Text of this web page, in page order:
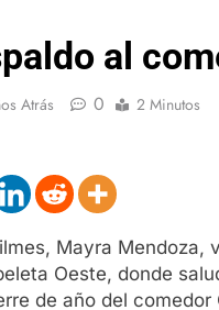
al
Atrás 0 2 Minutos
Mayra Mendoza,
Oeste, donde
de año del